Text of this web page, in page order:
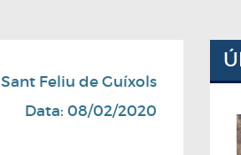
Sant Feliu de Guíxols
Data: 08/02/2020